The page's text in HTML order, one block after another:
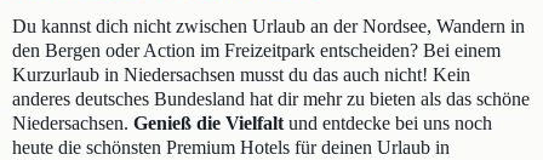
Du kannst dich nicht zwischen Urlaub an der Nordsee, Wandern in
den Bergen oder Action im Freizeitpark entscheiden? Bei einem
Kurzurlaub in Niedersachsen musst du das auch nicht! Kein
anderes deutsches Bundesland hat dir mehr zu bieten als das schöne
Niedersachsen. Genieß die Vielfalt und entdecke bei uns noch
heute die schönsten Premium Hotels für deinen Urlaub in